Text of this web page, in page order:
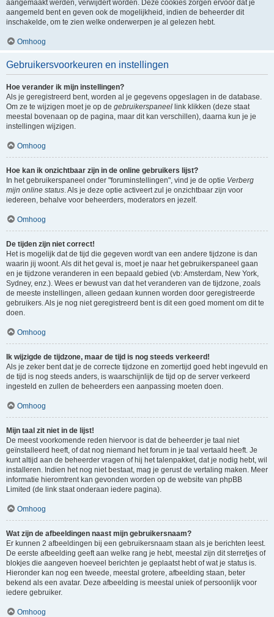
aangemaakt werden, verwijdert worden. Deze cookies zorgen ervoor dat je
aangemeld bent en geven ook de mogelijkheid, indien de beheerder dit
inschakelde, om te zien welke onderwerpen je al gelezen hebt.
Omhoog
Gebruikersvoorkeuren en instellingen
Hoe verander ik mijn instellingen?
Als je geregistreerd bent, worden al je gegevens opgeslagen in de database.
Om ze te wijzigen moet je op de gebruikerspaneel link klikken (deze staat
meestal bovenaan op de pagina, maar dit kan verschillen), daarna kun je je
instellingen wijzigen.
Omhoog
Hoe kan ik onzichtbaar zijn in de online gebruikers lijst?
In het gebruikerspaneel onder "foruminstellingen", vind je de optie Verberg
mijn online status. Als je deze optie activeert zul je onzichtbaar zijn voor
iedereen, behalve voor beheerders, moderators en jezelf.
Omhoog
De tijden zijn niet correct!
Het is mogelijk dat de tijd die gegeven wordt van een andere tijdzone is dan
waarin jij woont. Als dit het geval is, moet je naar het gebruikerspaneel gaan
en je tijdzone veranderen in een bepaald gebied (vb: Amsterdam, New York,
Sydney, enz.). Wees er bewust van dat het veranderen van de tijdzone, zoals
de meeste instellingen, alleen gedaan kunnen worden door geregistreerde
gebruikers. Als je nog niet geregistreerd bent is dit een goed moment om dit te
doen.
Omhoog
Ik wijzigde de tijdzone, maar de tijd is nog steeds verkeerd!
Als je zeker bent dat je de correcte tijdzone en zomertijd goed hebt ingevuld en
de tijd is nog steeds anders, is waarschijnlijk de tijd op de server verkeerd
ingesteld en zullen de beheerders een aanpassing moeten doen.
Omhoog
Mijn taal zit niet in de lijst!
De meest voorkomende reden hiervoor is dat de beheerder je taal niet
geïnstalleerd heeft, of dat nog niemand het forum in je taal vertaald heeft. Je
kunt altijd aan de beheerder vragen of hij het talenpakket, dat je nodig hebt, wil
installeren. Indien het nog niet bestaat, mag je gerust de vertaling maken. Meer
informatie hieromtrent kan gevonden worden op de website van phpBB
Limited (de link staat onderaan iedere pagina).
Omhoog
Wat zijn de afbeeldingen naast mijn gebruikersnaam?
Er kunnen 2 afbeeldingen bij een gebruikersnaam staan als je berichten leest.
De eerste afbeelding geeft aan welke rang je hebt, meestal zijn dit sterretjes of
blokjes die aangeven hoeveel berichten je geplaatst hebt of wat je status is.
Hieronder kan nog een tweede, meestal grotere, afbeelding staan, beter
bekend als een avatar. Deze afbeelding is meestal uniek of persoonlijk voor
iedere gebruiker.
Omhoog